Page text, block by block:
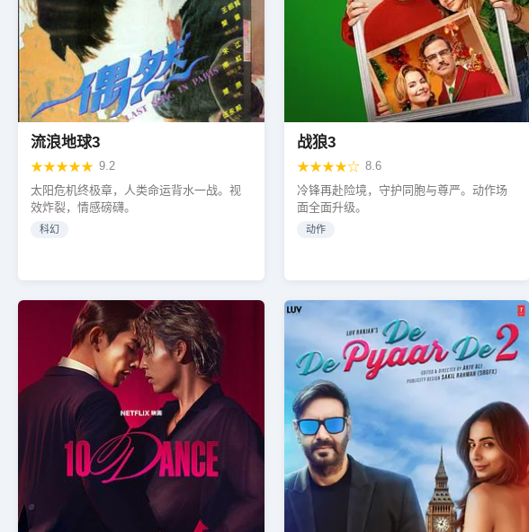
流浪地球3
★★★★★ 9.2
太阳危机终极章，人类命运背水一战。视
效炸裂，情感磅礴。
科幻
战狼3
★★★★☆ 8.6
冷锋再赴险境，守护同胞与尊严。动作场
面全面升级。
动作